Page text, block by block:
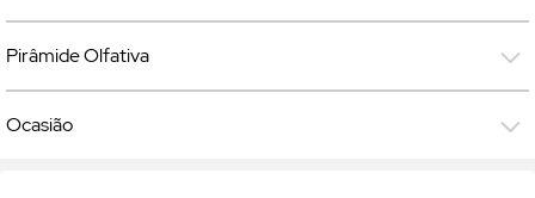
Pirâmide Olfativa
Ocasião